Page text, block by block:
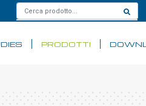
PRODOTTI